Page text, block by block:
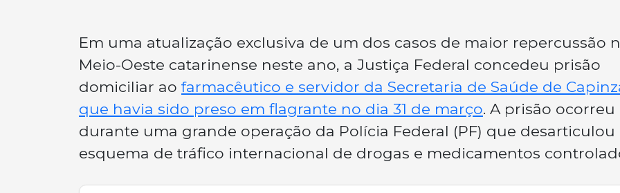
Em uma atualização exclusiva de um dos casos de maior repercussão
Meio-Oeste catarinense neste ano, a Justiça Federal concedeu prisão
domiciliar ao farmacêutico e servidor da Secretaria de Saúde de
que havia sido preso em flagrante no dia 31 de março. A prisão ocorreu
durante uma grande operação da Polícia Federal (PF) que desarticulou
esquema de tráfico internacional de drogas e medicamentos